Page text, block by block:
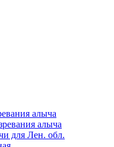
алыча
алыча
для Лен. обл.